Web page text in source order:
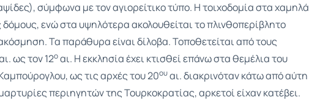
σύμφωνα με τον αγιορείτικο τύπο. Η τοιχοδομία στα χαμηλά
δόμους, ενώ στα υψηλότερα ακολουθείται το πλινθοπερίβλητο
Τα παράθυρα είναι δίλοβα. Τοποθετείται από τους
ως τον 12οαι. Η εκκλησία έχει κτισθεί επάνω στα θεμέλια του
ως τις αρχές του 20ουαι. διακρινόταν κάτω από αύτη
περιηγητών της Τουρκοκρατίας, αρκετοί είχαν κατέβει.